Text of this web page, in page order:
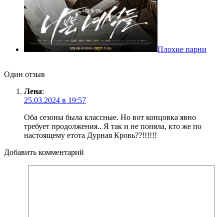
Плохие парни
Один отзыв
Лена:
25.03.2024 в 19:57
Оба сезоны была классные. Но вот концовка явно
требует продолжения.. Я так и не поняла, кто же по
настоящему етота Дурная Кровь??!!!!!!
Добавить комментарий